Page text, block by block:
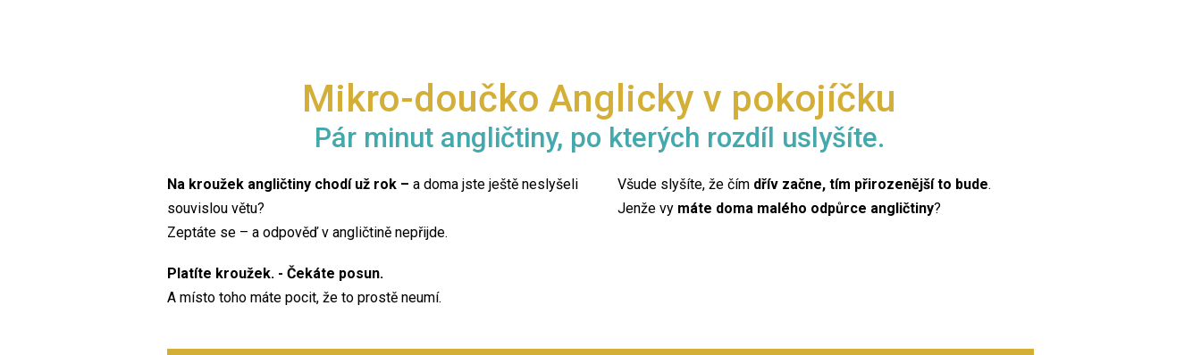
Mikro-doučko Anglicky v pokojíčku
Pár minut angličtiny, po kterých rozdíl uslyšíte.
Na kroužek angličtiny chodí už rok – a doma jste ještě neslyšeli
souvislou větu?
Zeptáte se – a odpověď v angličtině nepřijde.
Platíte kroužek. - Čekáte posun.
A místo toho máte pocit, že to prostě neumí.
Všude slyšíte, že čím dřív začne, tím přirozenější to bude.
Jenže vy máte doma malého odpůrce angličtiny?